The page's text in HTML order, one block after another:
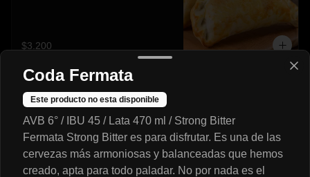
$3.200
Jamon-Queso🍖🧀
$2.990
Coda Fermata
Este producto no esta disponible
AVB 6° / IBU 45 / Lata 470 ml / Strong Bitter
Fermata Strong Bitter es para disfrutar. Es una de las
cervezas más armoniosas y balanceadas que hemos
creado, apta para todo paladar. No por nada es el